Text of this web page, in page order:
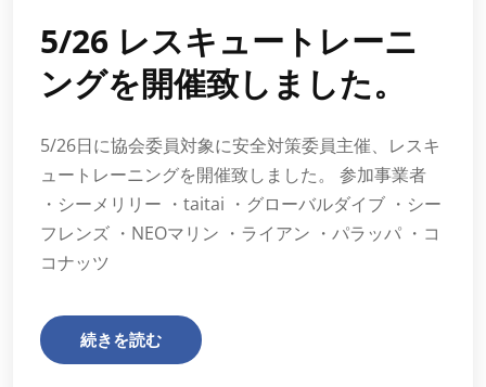
5/26 レスキュートレーニ
ングを開催致しました。
5/26日に協会委員対象に安全対策委員主催、レスキ
ュートレーニングを開催致しました。 参加事業者
・シーメリリー ・taitai ・グローバルダイブ ・シー
フレンズ ・NEOマリン ・ライアン ・パラッパ ・コ
コナッツ
続きを読む